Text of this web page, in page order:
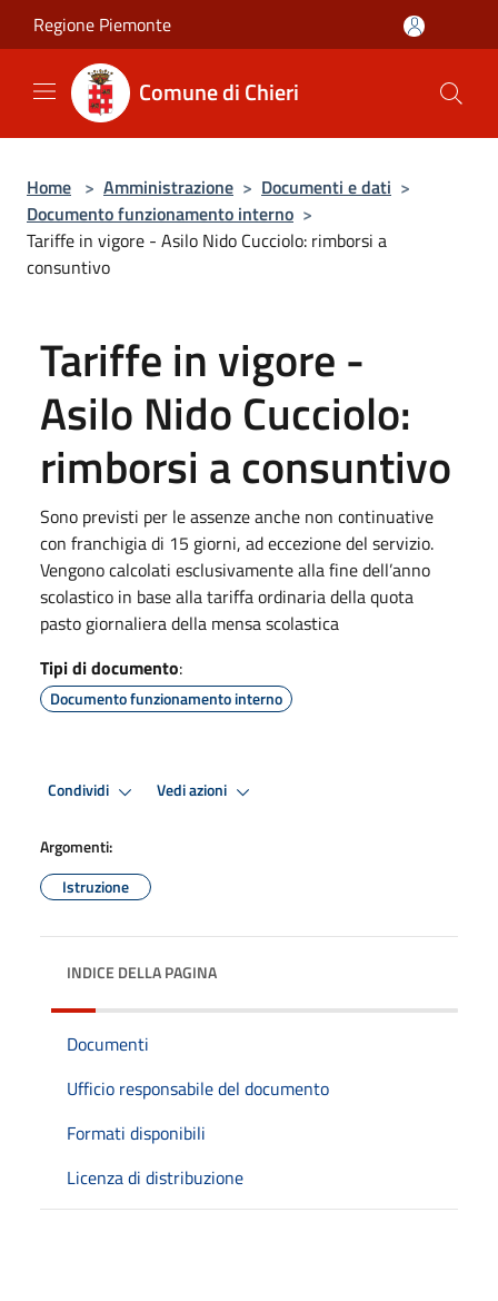
Salta al contenuto principale
Regione Piemonte
Comune di Chieri
Home > Amministrazione > Documenti e dati >
Documento funzionamento interno >
Tariffe in vigore - Asilo Nido Cucciolo: rimborsi a
consuntivo
Tariffe in vigore -
Asilo Nido Cucciolo:
rimborsi a consuntivo
Sono previsti per le assenze anche non continuative
con franchigia di 15 giorni, ad eccezione del servizio.
Vengono calcolati esclusivamente alla fine dell’anno
scolastico in base alla tariffa ordinaria della quota
pasto giornaliera della mensa scolastica
Tipi di documento:
Documento funzionamento interno
Condividi Vedi azioni
Argomenti:
Istruzione
INDICE DELLA PAGINA
Documenti
Ufficio responsabile del documento
Formati disponibili
Licenza di distribuzione